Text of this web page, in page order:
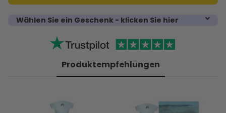
Wählen Sie ein Geschenk - klicken Sie hier
Produktempfehlungen